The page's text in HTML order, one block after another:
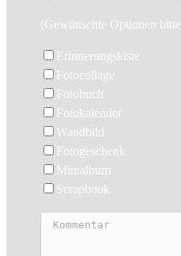
(Gewünschte Optionen
Erinnerungskiste
Fotocollage
Fotobuch
Fotokalender
Wandbild
Fotogeschenk
Minialbum
Scrapbook